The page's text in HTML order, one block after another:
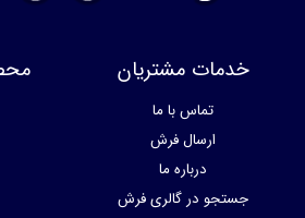
خدمات مشتریان
تماس با ما
ارسال فرش
درباره ما
جستجو در گالری فرش